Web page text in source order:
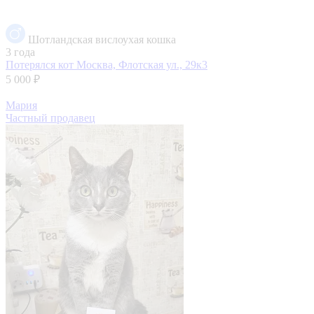
Шотландская вислоухая кошка
3 года
Потерялся кот Москва, Флотская ул., 29к3
5 000 ₽
Мария
Частный продавец